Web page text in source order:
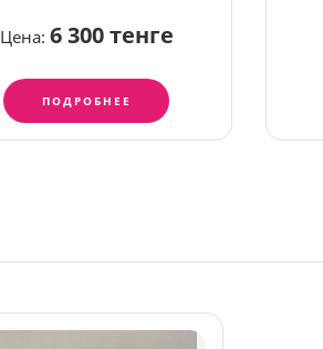
Цена: 6 300 тенге
ПОДРОБНЕЕ